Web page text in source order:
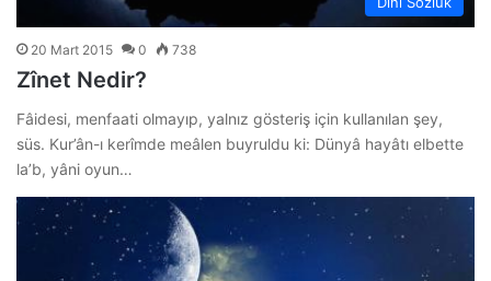
20 Mart 2015 0 738
Zînet Nedir?
Fâidesi, menfaati olmayıp, yalnız gösteriş için kullanılan şey,
süs. Kur’ân-ı kerîmde meâlen buyruldu ki: Dünyâ hayâtı elbette
la’b, yâni oyun…